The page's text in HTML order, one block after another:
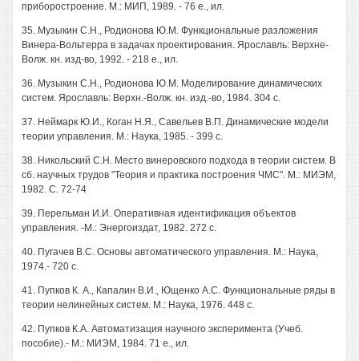
приборостроение. М.: МИП, 1989. - 76 е., ил.
35. Музыкин С.Н., Родионова Ю.М. Функциональные разложения
Винера-Вольтерра в задачах проектирования. Ярославль: Верхне-
Волж. кн. изд-во, 1992. - 218 е., ил.
36. Музыкин С.Н., Родионова Ю.М. Моделирование динамических
систем. Ярославль: Верхн.-Волж. кн. изд.-во, 1984. 304 с.
37. Неймарк Ю.И., Коган Н.Я., Савельев В.П. Динамические модели
теории управления. М.: Наука, 1985. - 399 с.
38. Никольский С.Н. Место винеровского подхода в теории систем. В
сб. научных трудов "Теория и практика построения ЧМС". М.: МИЭМ,
1982. С. 72-74
39. Перельман И.И. Оперативная идентификация объектов
управления. -М.: Энергоиздат, 1982. 272 с.
40. Пугачев B.C. Основы автоматического управления. М.: Наука,
1974.- 720 с.
41. Пупков К. А., Капалин В.И., Ющенко A.C. Функциональные ряды в
теории нелинейных систем. М.: Наука, 1976. 448 с.
42. Пупков К.А. Автоматизация научного эксперимента (Учеб.
пособие).- М.: МИЭМ, 1984. 71 е., ил.